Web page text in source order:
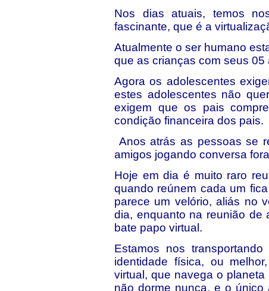
Nos dias atuais, temos
fascinante, que é a
Atualmente o ser humano
que as crianças com seus
Agora os adolescentes
estes adolescentes não
exigem que os pais
condição financeira dos pais.
Anos atrás as pessoas se
amigos jogando conversa
Hoje em dia é muito raro
quando reúnem cada um
parece um velório, aliás no
dia, enquanto na reunião de
bate papo virtual.
Estamos nos
identidade física, ou
virtual, que navega o
não dorme nunca, e o